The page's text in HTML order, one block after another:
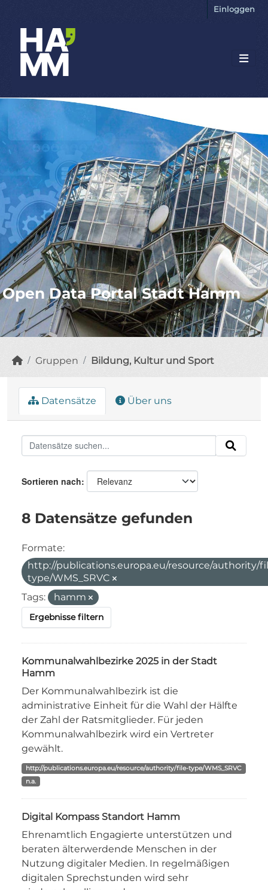
Einloggen
Open Data Portal Stadt Hamm
Gruppen Bildung, Kultur und Sport
Datensätze Über uns
Sortieren nach
8 Datensätze gefunden
Formate:
http://publications.europa.eu/resource/authority/
type/WMS_SRVC
Tags:
hamm
Ergebnisse filtern
Kommunalwahlbezirke 2025 in der Stadt
Hamm
Der Kommunalwahlbezirk ist die
administrative Einheit für die Wahl der Hälfte
der Zahl der Ratsmitglieder. Für jeden
Kommunalwahlbezirk wird ein Vertreter
gewählt.
http://publications.europa.eu/resource/authority/file-type/WMS_SRVC
n.a.
Digital Kompass Standort Hamm
Ehrenamtlich Engagierte unterstützen und
beraten älterwerdende Menschen in der
Nutzung digitaler Medien. In regelmäßigen
digitalen Sprechstunden wird sehr